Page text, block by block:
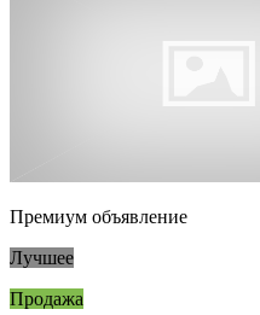
Премиум объявление
Лучшее
Продажа